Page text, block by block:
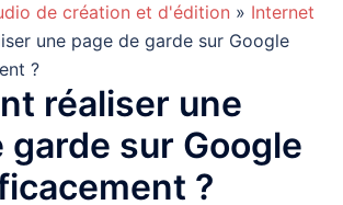
de création et d'édition » Internet
une page de garde sur Google
?
réaliser une
garde sur Google
?